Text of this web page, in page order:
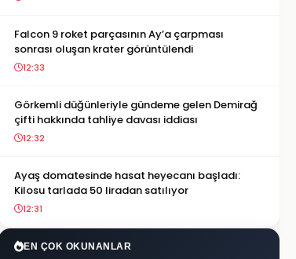
Falcon 9 roket parçasının Ay’a çarpması
sonrası oluşan krater görüntülendi
12:33
Görkemli düğünleriyle gündeme gelen Demirağ
çifti hakkında tahliye davası iddiası
12:32
Ayaş domatesinde hasat heyecanı başladı:
Kilosu tarlada 50 liradan satılıyor
12:31
EN ÇOK OKUNANLAR